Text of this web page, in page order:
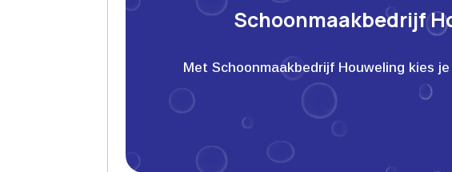
Schoonmaakbedrijf
Met Schoonmaakbedrijf Houweling kies